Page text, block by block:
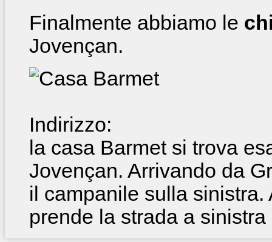
Finalmente abbiamo le
Jovençan.
Indirizzo:
la casa Barmet si trova
Jovençan. Arrivando da
il campanile sulla
prende la strada a